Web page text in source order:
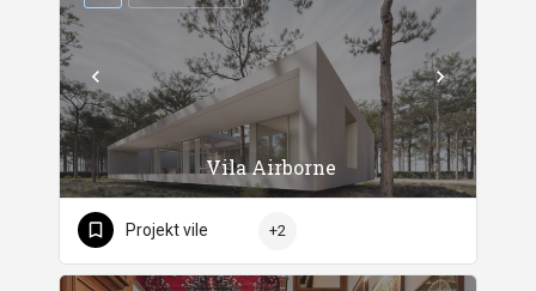
Vila Airborne
Projekt vile +2